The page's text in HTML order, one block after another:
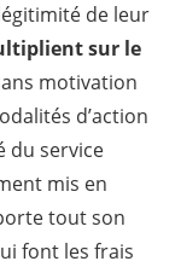
de leur
sur le
motivation
d’action
du service
mis en
tout son
font les frais